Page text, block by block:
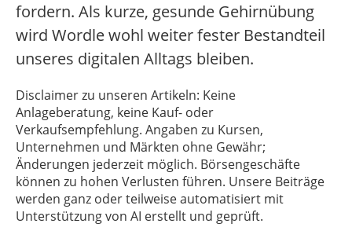
fordern. Als kurze, gesunde Gehirnübung
wird Wordle wohl weiter fester Bestandteil
unseres digitalen Alltags bleiben.
Disclaimer zu unseren Artikeln: Keine
Anlageberatung, keine Kauf- oder
Verkaufsempfehlung. Angaben zu Kursen,
Unternehmen und Märkten ohne Gewähr;
Änderungen jederzeit möglich. Börsengeschäfte
können zu hohen Verlusten führen. Unsere Beiträge
werden ganz oder teilweise automatisiert mit
Unterstützung von AI erstellt und geprüft.